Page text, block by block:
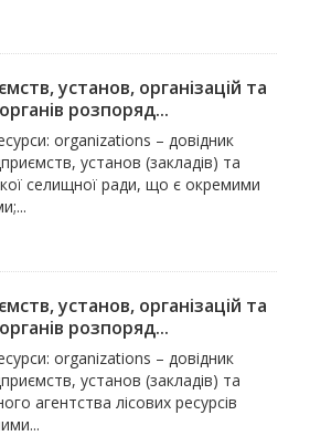
установ, організацій та
розпоряд...
organizations – довідник
установ (закладів) та
селищної ради, що є окремими
установ, організацій та
розпоряд...
organizations – довідник
установ (закладів) та
агентства лісових ресурсів